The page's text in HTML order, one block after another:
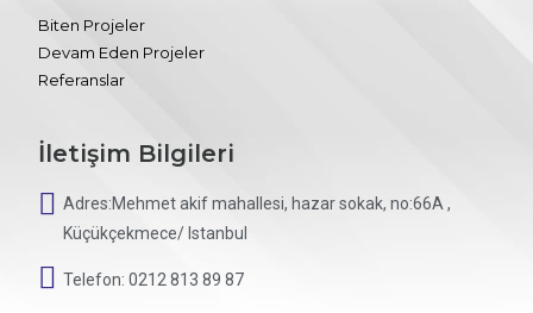
Biten Projeler
Devam Eden Projeler
Referanslar
İletişim Bilgileri
Adres:Mehmet akif mahallesi, hazar sokak, no:66A ,
Küçükçekmece/ Istanbul
Telefon: 0212 813 89 87